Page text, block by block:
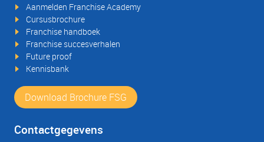
Aanmelden Franchise Academy
Cursusbrochure
Franchise handboek
Franchise succesverhalen
Future proof
Kennisbank
Download Brochure FSG
Contactgegevens